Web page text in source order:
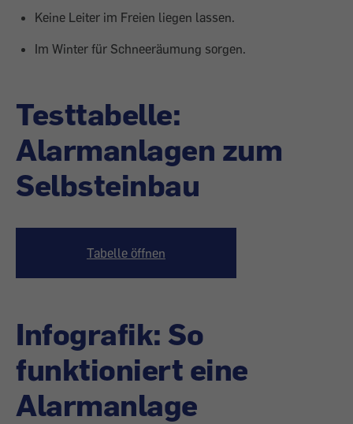
Keine Leiter im Freien liegen lassen.
Im Winter für Schneeräumung sorgen.
Testtabelle:
Alarmanlagen zum
Selbsteinbau
Tabelle öffnen
Infografik: So
funktioniert eine
Alarmanlage